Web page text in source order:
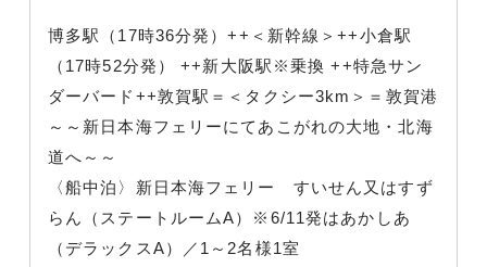
博多駅（17時36分発）++＜新幹線＞++小倉駅
（17時52分発） ++新大阪駅※乗換 ++特急サン
ダーバード++敦賀駅＝＜タクシー3km＞＝敦賀港
～～新日本海フェリーにてあこがれの大地・北海
道へ～～
〈船中泊〉新日本海フェリー すいせん又はすず
らん（ステートルームA）※6/11発はあかしあ
（デラックスA）／1～2名様1室